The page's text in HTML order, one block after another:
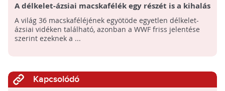
A délkelet-ázsiai macskafélék egy részét is a kihalás
fenyegeti - megóvásukra akciótervet dolgozott ki a
WWF
A világ 36 macskaféléjének egyötöde egyetlen délkelet-
ázsiai vidéken található, azonban a WWF friss jelentése
szerint ezeknek a ...
Kapcsolódó